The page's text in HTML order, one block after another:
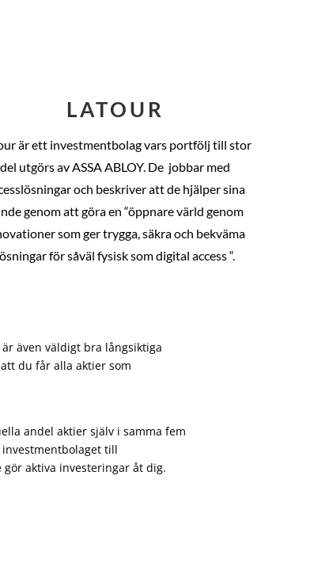
LATOUR
är ett investmentbolag vars portfölj till stor
del utgörs av ASSA ABLOY. De jobbar med
och beskriver att de hjälper sina
genom att göra en “öppnare värld genom
som ger trygga, säkra och bekväma
för såväl fysisk som digital access “.
även väldigt bra långsiktiga
du får alla aktier som
andel aktier själv i samma fem
till
aktiva investeringar åt dig.